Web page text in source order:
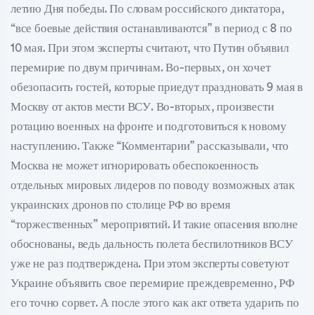
летию Дня победы. По словам российского диктатора,
“все боевые действия останавливаются” в период с 8 по
10 мая. При этом эксперты считают, что Путин объявил
перемирие по двум причинам. Во-первых, он хочет
обезопасить гостей, которые приедут праздновать 9 мая в
Москву от актов мести ВСУ. Во-вторых, произвести
ротацию военных на фронте и подготовиться к новому
наступлению. Также “Комментарии” рассказывали, что
Москва не может игнорировать обеспокоенность
отдельных мировых лидеров по поводу возможных атак
украинских дронов по столице РФ во время
“торжественных” мероприятий. И такие опасения вполне
обоснованы, ведь дальность полета беспилотников ВСУ
уже не раз подтверждена. При этом эксперты советуют
Украине объявить свое перемирие преждевременно, РФ
его точно сорвет. А после этого как акт ответа ударить по